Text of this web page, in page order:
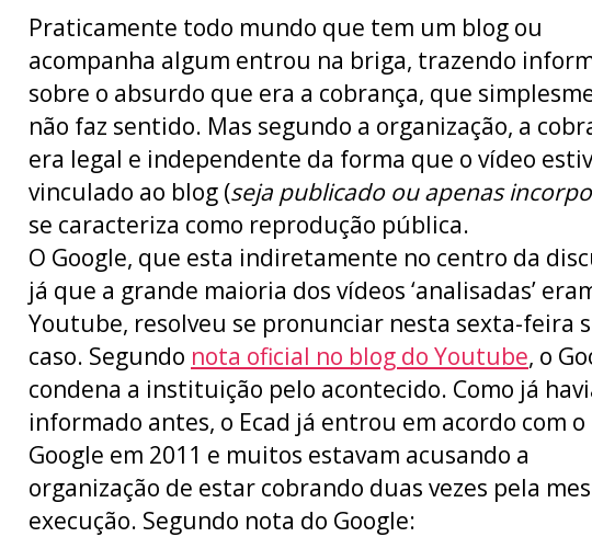
Praticamente todo mundo que tem um blog ou
acompanha algum entrou na briga, trazendo
sobre o absurdo que era a cobrança, que
não faz sentido. Mas segundo a organização, a
era legal e independente da forma que o vídeo
vinculado ao blog (seja publicado ou apenas
se caracteriza como reprodução pública.
O Google, que esta indiretamente no centro da
já que a grande maioria dos vídeos ‘analisadas’
Youtube, resolveu se pronunciar nesta sexta-feira
caso. Segundo nota oficial no blog do Youtube, o
condena a instituição pelo acontecido. Como já
informado antes, o Ecad já entrou em acordo com o
Google em 2011 e muitos estavam acusando a
organização de estar cobrando duas vezes pela
execução. Segundo nota do Google: